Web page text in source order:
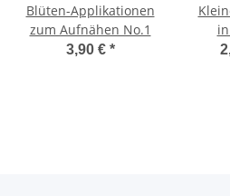
Blüten-Applikationen
zum Aufnähen No.1
3,90 € *